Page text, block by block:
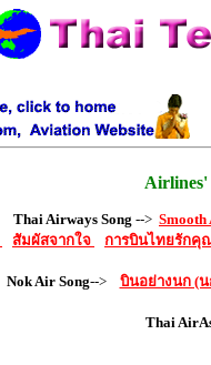
Airlines'
Thai Airways Song -->
สัมผัสจากใจ การบินไทยรักคุ
Nok Air Song--> บินอย่างนก (
Thai